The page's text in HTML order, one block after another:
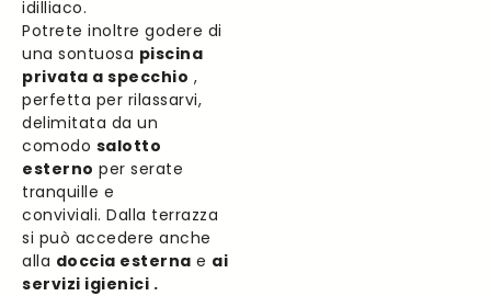
idilliaco.
Potrete inoltre godere di
una sontuosa piscina
privata a specchio ,
perfetta per rilassarvi,
delimitata da un
comodo salotto
esterno per serate
tranquille e
conviviali. Dalla terrazza
si può accedere anche
alla doccia esterna e ai
servizi igienici .